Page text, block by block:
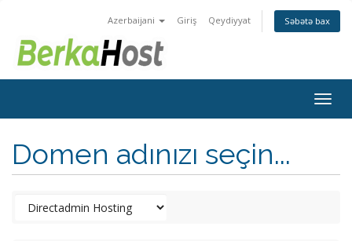
Azerbaijani Giriş Qeydiyyat Səbətə bax
Domen adınızı seçin...